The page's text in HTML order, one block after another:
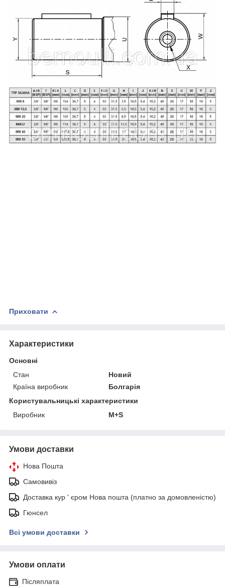
Приховати
Характеристики
Основні
Стан
Новий
Країна виробник
Болгарія
Користувальницькі характеристики
Виробник
M+S
Умови доставки
Нова Пошта
Самовивіз
Доставка кур ' єром Нова пошта (платно за домовленістю)
Гюнсел
Всі умови доставки
Умови оплати
Післяплата